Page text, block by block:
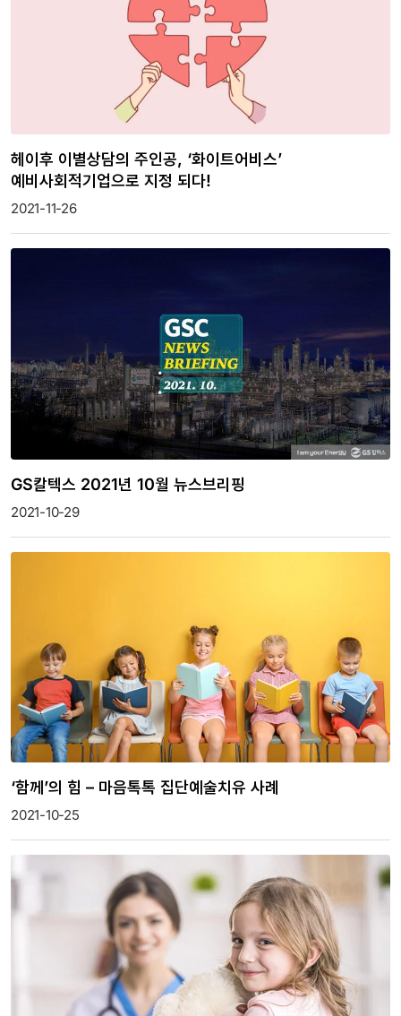
헤이후 이별상담의 주인공, ‘화이트어비스’
예비사회적기업으로 지정 되다!
2021-11-26
GS칼텍스 2021년 10월 뉴스브리핑
2021-10-29
‘함께’의 힘 – 마음톡톡 집단예술치유 사례
2021-10-25